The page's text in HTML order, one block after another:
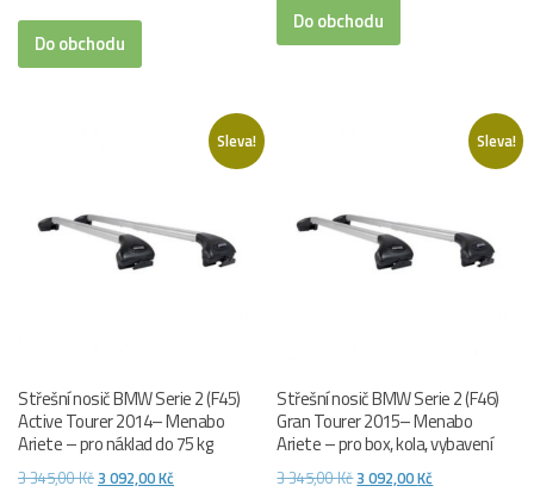
byla:
2
Do obchodu
byla:
4
Do obchodu
Sleva!
Střešní nosič BMW Serie 2 (F45)
Active Tourer 2014– Menabo
Ariete – pro náklad do 75 kg
3 345,00KčPůvodní
3 092,00KčAktuální
Sleva!
Střešní nosič BMW Serie 2 (F46)
Gran Tourer 2015– Menabo
Ariete – pro box, kola, vybavení
3 345,00KčPůvodní
3 092,00KčAktuální